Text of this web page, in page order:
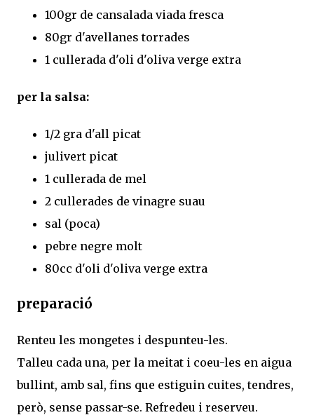
100gr de cansalada viada fresca
80gr d'avellanes torrades
1 cullerada d'oli d'oliva verge extra
per la salsa:
1/2 gra d'all picat
julivert picat
1 cullerada de mel
2 cullerades de vinagre suau
sal (poca)
pebre negre molt
80cc d'oli d'oliva verge extra
preparació
Renteu les mongetes i despunteu-les.
Talleu cada una, per la meitat i coeu-les en aigua
bullint, amb sal, fins que estiguin cuites, tendres,
però, sense passar-se. Refredeu i reserveu.